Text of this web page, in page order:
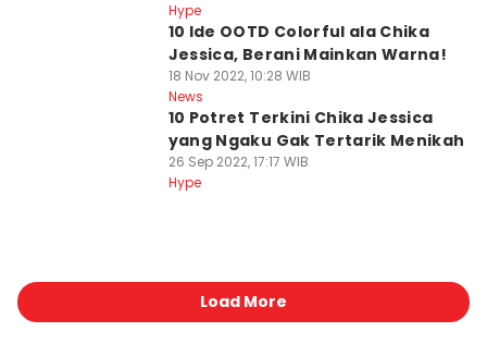
Hype
10 Ide OOTD Colorful ala Chika
Jessica, Berani Mainkan Warna!
18 Nov 2022, 10:28 WIB
News
10 Potret Terkini Chika Jessica
yang Ngaku Gak Tertarik Menikah
26 Sep 2022, 17:17 WIB
Hype
Load More